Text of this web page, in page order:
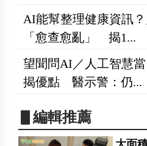
AI能幫整理健康資訊
「愈查愈亂」 揭1...
望聞問AI／人工智慧
揭優點 醫示警：仍...
▋編輯推薦